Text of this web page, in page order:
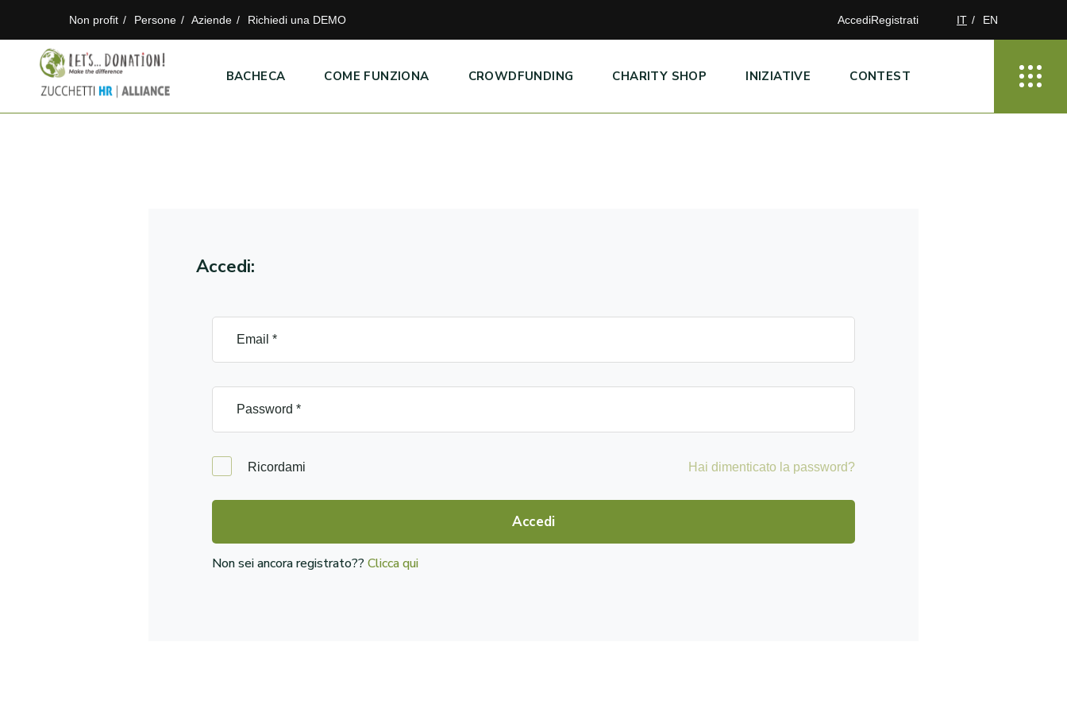
Non profit Persone Aziende Richiedi una DEMO AccediRegistrati IT EN
BACHECA COME FUNZIONA CROWDFUNDING CHARITY SHOP INIZIATIVE CONTEST
Accedi:
Ricordami Hai dimenticato la password?
Accedi
Non sei ancora registrato??Clicca qui